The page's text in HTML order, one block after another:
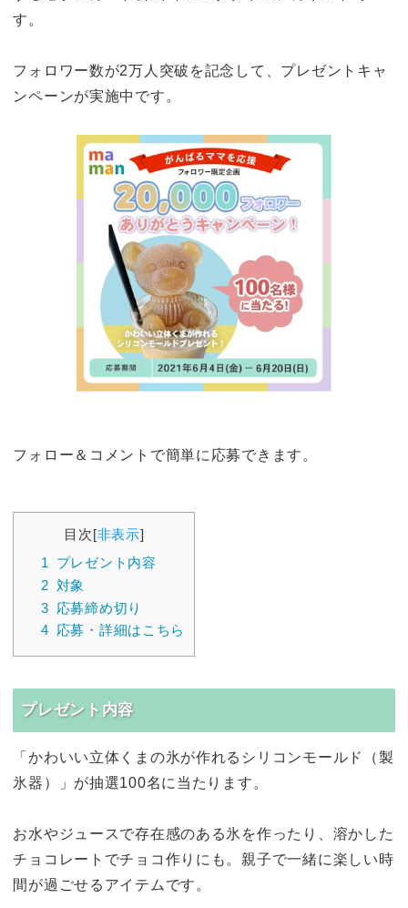
す。
フォロワー数が2万人突破を記念して、プレゼントキャ
ンペーンが実施中です。
フォロー＆コメントで簡単に応募できます。
目次[非表示]
1
プレゼント内容
2 対象
3 応募締め切り
4 応募・詳細はこちら
プレゼント内容
「かわいい立体くまの氷が作れるシリコンモールド（製
氷器）」が抽選100名に当たります。
お水やジュースで存在感のある氷を作ったり、溶かした
チョコレートでチョコ作りにも。親子で一緒に楽しい時
間が過ごせるアイテムです。